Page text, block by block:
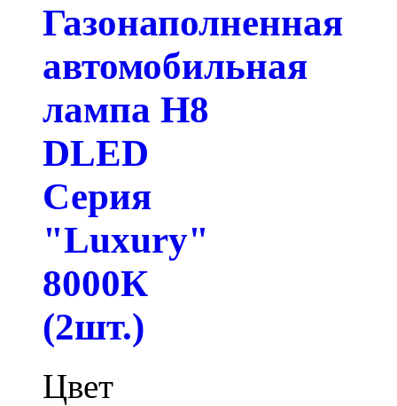
Газонаполненная
автомобильная
лампа H8
DLED
Серия
"Luxury"
8000К
(2шт.)
Цвет